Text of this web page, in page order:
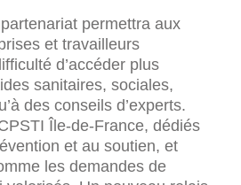
permettra aux
et travailleurs
d’accéder plus
sanitaires, sociales,
des conseils d’experts.
Île-de-France, dédiés
et au soutien, et
les demandes de